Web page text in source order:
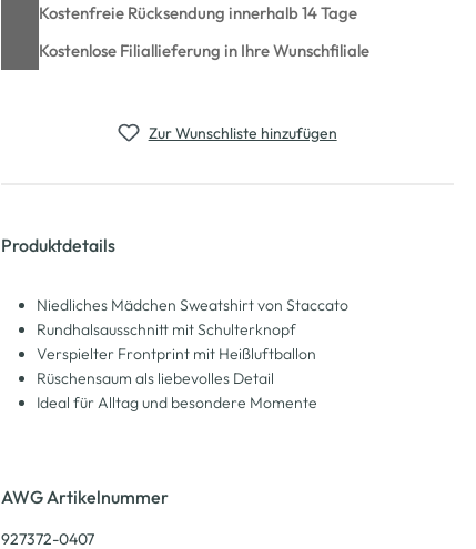
Kostenfreie Rücksendung innerhalb 14 Tage
Kostenlose Filiallieferung in Ihre Wunschfiliale
Zur Wunschliste hinzufügen
Produktdetails
Niedliches Mädchen Sweatshirt von Staccato
Rundhalsausschnitt mit Schulterknopf
Verspielter Frontprint mit Heißluftballon
Rüschensaum als liebevolles Detail
Ideal für Alltag und besondere Momente
AWG Artikelnummer
927372-0407